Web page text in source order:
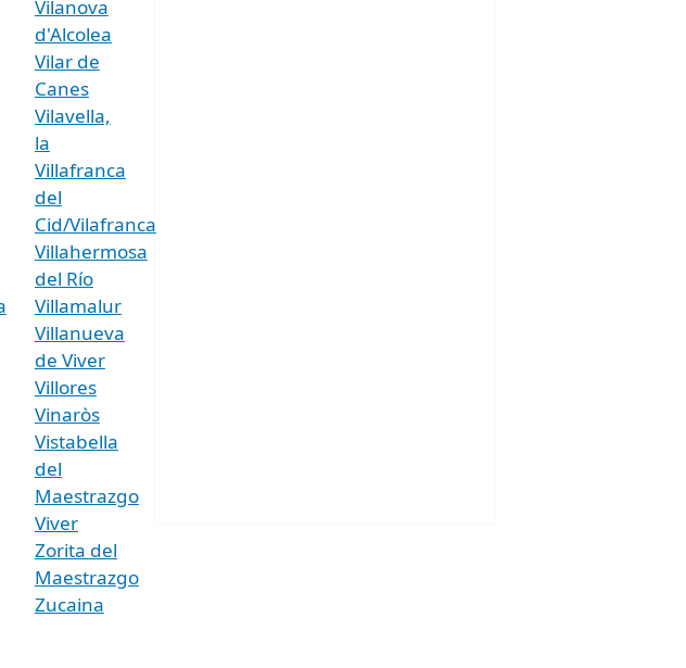
Vilanova
d'Alcolea
Vilar de
Canes
Vilavella,
la
Villafranca
del
Cid/Vilafranca
Villahermosa
del Río
Villamalur
Villanueva
de Viver
Villores
Vinaròs
Vistabella
del
Maestrazgo
Viver
Zorita del
Maestrazgo
Zucaina